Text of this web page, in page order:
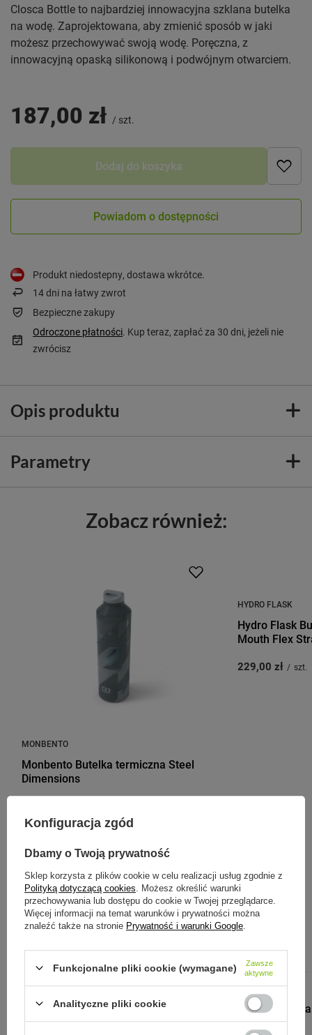
Closca Bottle to najbardziej innowacyjna szklana butelka
na wodę. Zaprojektowana, aby zmienić sposób w jaki
możesz przechowywać swoją wodę. Poręczna, z
innowacyjną opaską silikonową i podwójnym otwarciem.
187,00 zł / szt.
Dodaj do koszyka
Powiadom o dostępności
Produkt niedostepny, dostawa wkrótce
14dni na łatwy zwrot
Bezpieczne zakupy
Odroczone płatności. Kup teraz, zapłać za 30 dni, jeżeli nie
zwrócisz
Opis produktu
Parametry
Zobacz również:
MONBENTO
Monbento Butelka termiczna Steel
Dimensions
HYDRO FLASK
Hydro Flask
Mouth Flex
229,00 zł / szt.
Zobacz inne produkty tego
producenta
CLOSCA DESIGN
Butelka
Coral/W
Konfiguracja zgód
Dbamy o Twoją prywatność
Sklep korzysta z plików cookie w celu realizacji usług zgodnie z
Polityką dotyczącą cookies . Możesz określić warunki
przechowywania lub dostępu do cookie w Twojej przeglądarce.
Więcej informacji na temat warunków i prywatności można
znaleźć także na stronie Prywatność i warunki Google
Funkcjonalne pliki cookie (wymagane)
Zawsze
aktywne
Analityczne pliki cookie